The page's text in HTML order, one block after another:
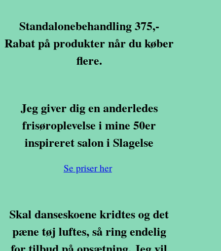
Standalonebehandling 375,-
Rabat på produkter når du køber
flere.
Jeg giver dig en anderledes
frisøroplevelse i mine 50er
inspireret salon i Slagelse
Se priser her
Skal danseskoene kridtes og det
pæne tøj luftes, så ring endelig